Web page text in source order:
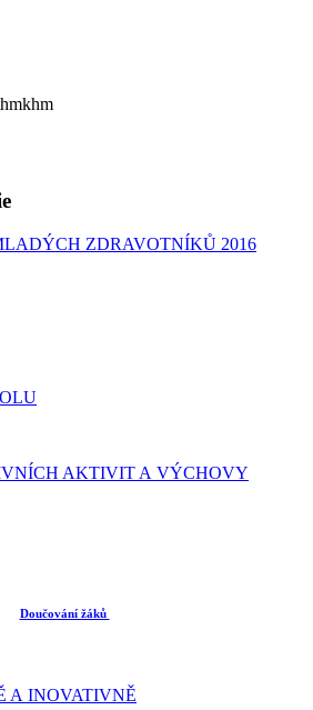
AKTIVIT A VÝCHOVY
Doučování žáků
A INOVATIVNĚ